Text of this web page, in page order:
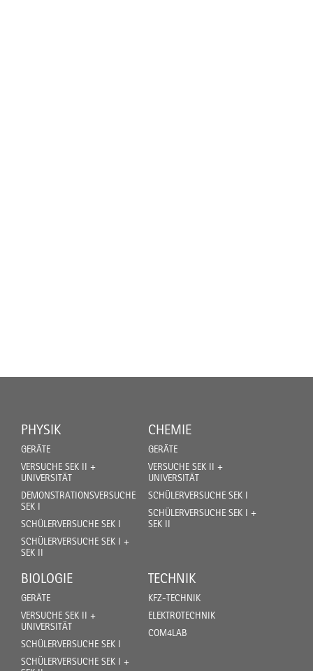
PHYSIK
GERÄTE
VERSUCHE SEK II +
UNIVERSITÄT
DEMONSTRATIONSVERSUCHE
SEK I
SCHÜLERVERSUCHE SEK I
SCHÜLERVERSUCHE SEK I +
SEK II
CHEMIE
GERÄTE
VERSUCHE SEK II +
UNIVERSITÄT
SCHÜLERVERSUCHE SEK I
SCHÜLERVERSUCHE SEK I +
SEK II
BIOLOGIE
GERÄTE
VERSUCHE SEK II +
UNIVERSITÄT
SCHÜLERVERSUCHE SEK I
SCHÜLERVERSUCHE SEK I +
TECHNIK
KFZ-TECHNIK
ELEKTROTECHNIK
COM4LAB